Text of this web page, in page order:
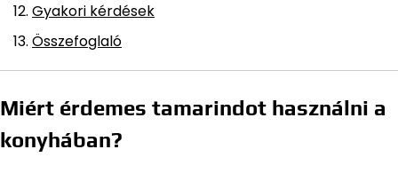
Gyakori kérdések
Összefoglaló
Miért érdemes tamarindot használni a
konyhában?